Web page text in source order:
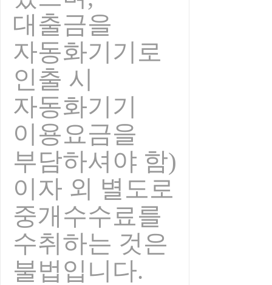
대출금을
자동화기기로
인출 시
자동화기기
이용요금을
부담하셔야 함)
이자 외 별도로
중개수수료를
수취하는 것은
불법입니다.